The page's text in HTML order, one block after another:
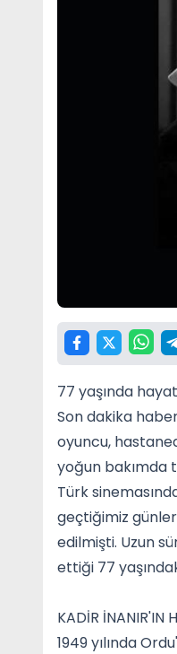
77 yaşında
Son dakika
oyuncu,
yoğun bakımda
Türk
geçtiğimiz
edilmişti. Uzun
ettiği 77
KADİR İNANIR'IN
1949 yılında